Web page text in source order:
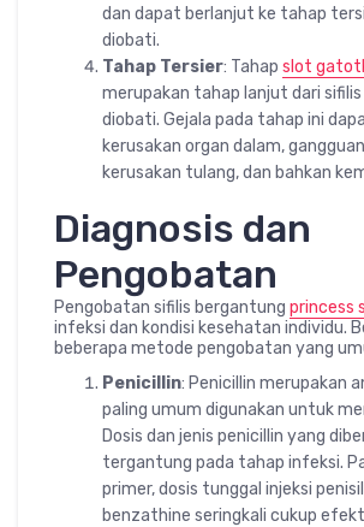
dan dapat berlanjut ke tahap
diobati.
Tahap Tersier: Tahap slot
merupakan tahap lanjut dari
diobati. Gejala pada tahap ini
kerusakan organ dalam,
kerusakan tulang, dan bahkan
Diagnosis dan
Pengobatan
Pengobatan sifilis bergantung princess
infeksi dan kondisi kesehatan individu.
beberapa metode pengobatan yang
Penicillin: Penicillin merupakan
paling umum digunakan untuk
Dosis dan jenis penicillin yang
tergantung pada tahap infeksi.
primer, dosis tunggal injeksi
benzathine seringkali cukup